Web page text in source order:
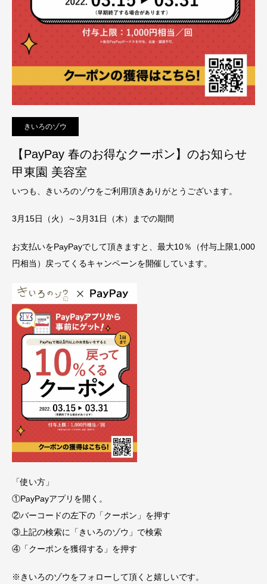
きいろのゾウ
【PayPay 春のお得なクーポン】のお知らせ
甲東園 美容室
いつも、きいろのゾウをご利用頂きありがとうございます。
3月15日（火）～3月31日（木）までの期間
お支払いをPayPayでして頂きますと、最大10％（付与上限1,000
円相当）戻ってくるキャンペーンを開催しています。
「使い方」
①PayPayアプリを開く。
②バーコードの左下の「クーポン」を押す
③上記の検索に「きいろのゾウ」で検索
④「クーポンを獲得する」を押す
※きいろのゾウをフォローして頂くと嬉しいです。